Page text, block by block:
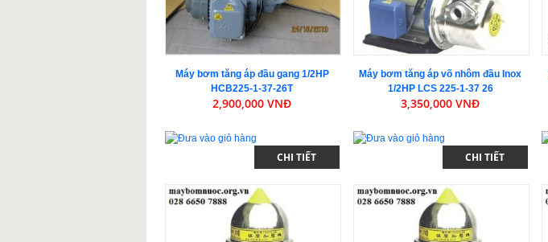
Máy bơm tăng áp đầu gang 1/2HP
HCB225-1-37-26T
2,900,000 VNĐ
CHI TIẾT
Máy bơm tăng áp võ nhôm đầu Inox
1/2HP LCS 225-1-37 26
3,350,000 VNĐ
CHI TIẾT